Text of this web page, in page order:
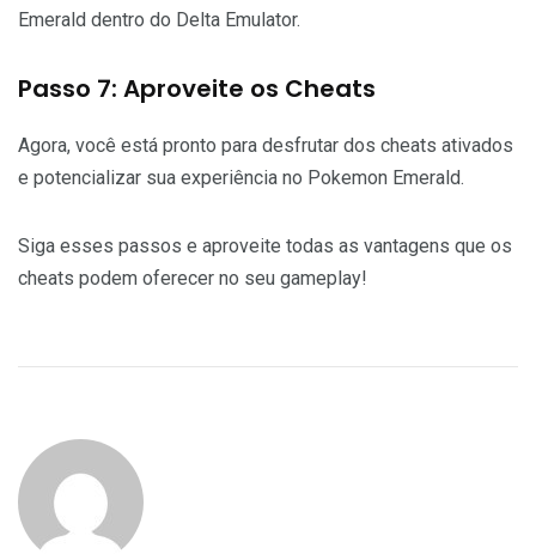
Emerald dentro do Delta Emulator.
Passo 7: Aproveite os Cheats
Agora, você está pronto para desfrutar dos cheats ativados
e potencializar sua experiência no Pokemon Emerald.
Siga esses passos e aproveite todas as vantagens que os
cheats podem oferecer no seu gameplay!